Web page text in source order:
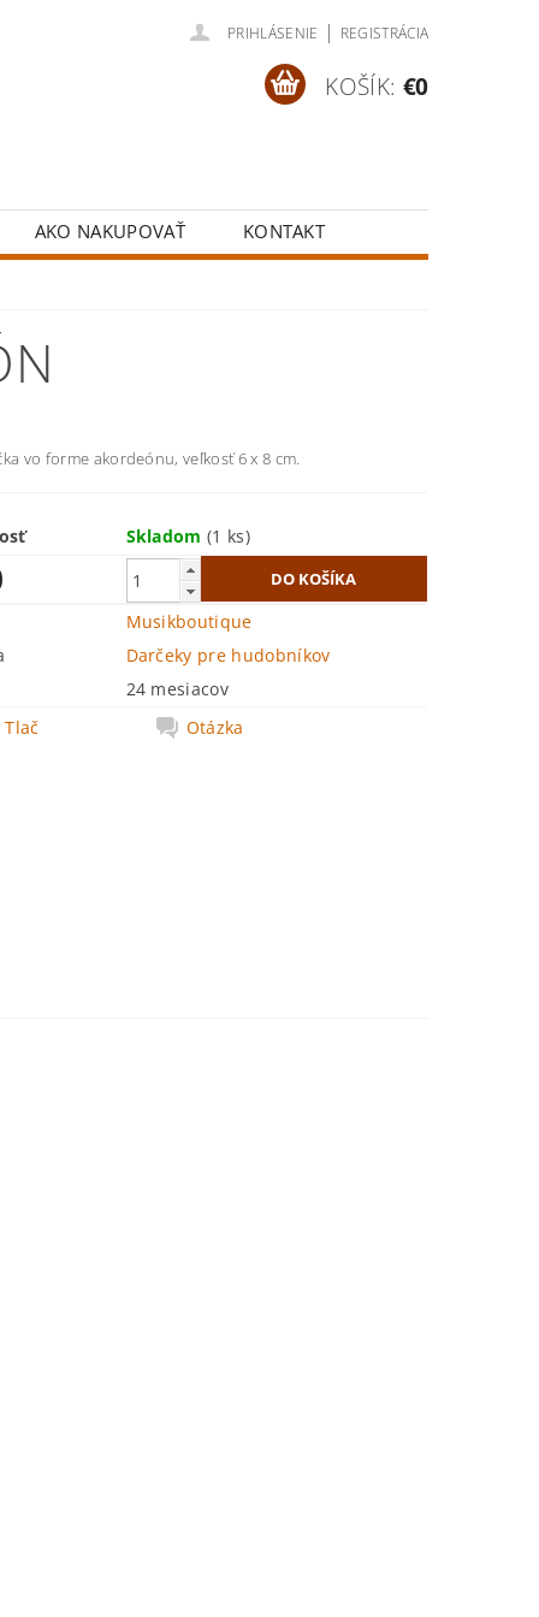
PRIHLÁSENIE | REGISTRÁCIA
KOŠÍK: €0
AKO NAKUPOVAŤ KONTAKT
vo forme akordeónu, veľkosť 6 x 8 cm.
Skladom(1 ks)
Musikboutique
Darčeky pre hudobníkov
24 mesiacov
Tlač
Otázka